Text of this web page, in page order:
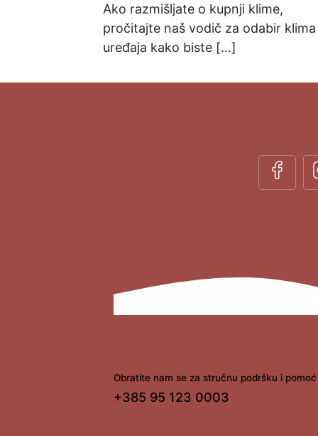
Ako razmišljate o kupnji klime,
pročitajte naš vodič za odabir klima
uređaja kako biste […]
Obratite nam se za stručnu podršku i
+385 95 123 0003